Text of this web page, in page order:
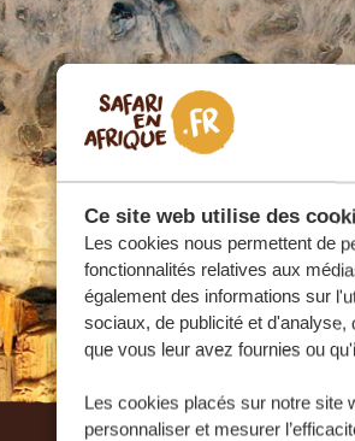
Ce site web utilise des
Les cookies nous permettent de
fonctionnalités relatives aux
également des informations sur
sociaux, de publicité et
que vous leur avez fournies ou
Les cookies placés sur notre site
personnaliser et mesurer